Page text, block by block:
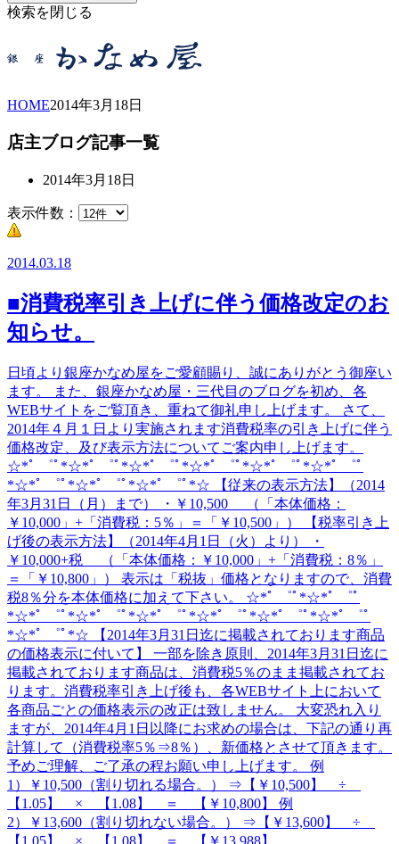
検索を閉じる
HOME2014年3月 18日
店主ブログ記事一覧
2014年3月18日
表示件数：
2014.03.18
■消費税率引き上げに伴う価格改定のお
知らせ。
日頃より銀座かなめ屋をご愛顧賜り、誠にありがとう御座い
ます。 また、銀座かなめ屋・三代目のブログを初め、各
WEBサイトをご覧頂き、重ねて御礼申し上げます。 さて、
2014年４月１日より実施されます消費税率の引き上げに伴う
価格改定、及び表示方法についてご案内申し上げます。
☆*ﾟ ゜ﾟ*☆*ﾟ ゜ﾟ*☆*ﾟ ゜ﾟ*☆*ﾟ ゜ﾟ*☆*ﾟ ゜ﾟ*☆*ﾟ ゜ﾟ
*☆*ﾟ ゜ﾟ*☆*ﾟ ゜ﾟ*☆*ﾟ ゜ﾟ*☆ 【従来の表示方法】（2014
年3月31日（月）まで） ・￥10,500 （「本体価格：
￥10,000」+「消費税：5％」＝「￥10,500」） 【税率引き上
げ後の表示方法】（2014年4月1日（火）より） ・
￥10,000+税 （「本体価格：￥10,000」+「消費税：8％」
＝「￥10,800」） 表示は「税抜」価格となりますので、消費
税8％分を本体価格に加えて下さい。 ☆*ﾟ ゜ﾟ*☆*ﾟ ゜ﾟ
*☆*ﾟ ゜ﾟ*☆*ﾟ ゜ﾟ*☆*ﾟ ゜ﾟ*☆*ﾟ ゜ﾟ*☆*ﾟ ゜ﾟ*☆*ﾟ ゜ﾟ
*☆*ﾟ ゜ﾟ*☆ 【2014年3月31日迄に掲載されております商品
の価格表示に付いて】 一部を除き原則、2014年3月31日迄に
掲載されております商品は、消費税5％のまま掲載されてお
ります。消費税率引き上げ後も、各WEBサイト上において
各商品ごとの価格表示の改正は致しません。 大変恐れ入り
ますが、2014年4月1日以降にお求めの場合は、下記の通り再
計算して（消費税率5％⇒8％）、新価格とさせて頂きます。
予めご理解、ご了承の程お願い申し上げます。 例
1）￥10,500（割り切れる場合。） ⇒【￥10,500】 ÷
【1.05】 × 【1.08】 ＝ 【￥10,800】 例
2）￥13,600（割り切れない場合。） ⇒【￥13,600】 ÷
【1.05】 × 【1.08】 ＝ 【￥13,988】